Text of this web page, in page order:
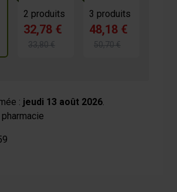
2 produits
32,78 €
33,80 €
3 produits
48,18 €
50,70 €
: jeudi 13 août 2026.